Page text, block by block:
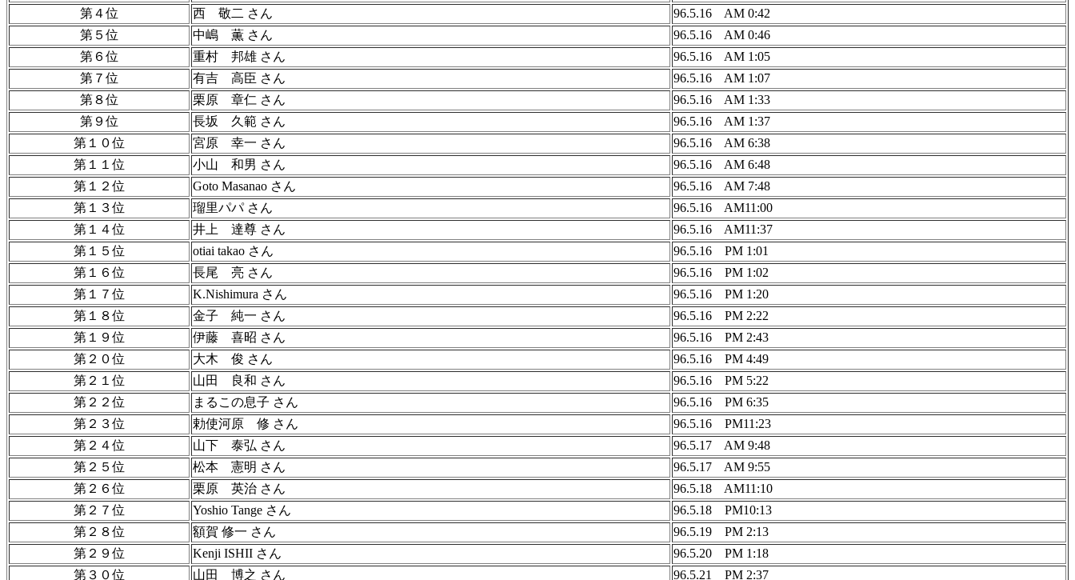
第４位
西 敬二 さん
96.5.16 AM 0:42
第５位
中嶋 薫 さん
96.5.16 AM 0:46
第６位
重村 邦雄 さん
96.5.16 AM 1:05
第７位
有吉 高臣 さん
96.5.16 AM 1:07
第８位
栗原 章仁 さん
96.5.16 AM 1:33
第９位
長坂 久範 さん
96.5.16 AM 1:37
第１０位
宮原 幸一 さん
96.5.16 AM 6:38
第１１位
小山 和男 さん
96.5.16 AM 6:48
第１２位
Goto Masanao さん
96.5.16 AM 7:48
第１３位
瑠里パパ さん
96.5.16 AM11:00
第１４位
井上 達尊 さん
96.5.16 AM11:37
第１５位
otiai takao さん
96.5.16 PM 1:01
第１６位
長尾 亮 さん
96.5.16 PM 1:02
第１７位
K.Nishimura さん
96.5.16 PM 1:20
第１８位
金子 純一 さん
96.5.16 PM 2:22
第１９位
伊藤 喜昭 さん
96.5.16 PM 2:43
第２０位
大木 俊 さん
96.5.16 PM 4:49
第２１位
山田 良和 さん
96.5.16 PM 5:22
第２２位
まるこの息子 さん
96.5.16 PM 6:35
第２３位
勅使河原 修 さん
96.5.16 PM11:23
第２４位
山下 泰弘 さん
96.5.17 AM 9:48
第２５位
松本 憲明 さん
96.5.17 AM 9:55
第２６位
栗原 英治 さん
96.5.18 AM11:10
第２７位
Yoshio Tange さん
96.5.18 PM10:13
第２８位
額賀 修一 さん
96.5.19 PM 2:13
第２９位
Kenji ISHII さん
96.5.20 PM 1:18
第３０位
山田 博之 さん 96.5.21 PM 2:37